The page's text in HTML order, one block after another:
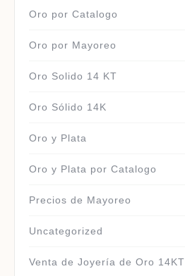
Oro por Catalogo
Oro por Mayoreo
Oro Solido 14 KT
Oro Sólido 14K
Oro y Plata
Oro y Plata por Catalogo
Precios de Mayoreo
Uncategorized
Venta de Joyería de Oro 14KT